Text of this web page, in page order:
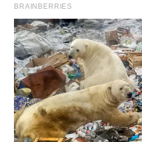
WAHANA
KONSUMEN
WAHANA
LISTRIK
WAHANA
TRAVEL
WAHANA